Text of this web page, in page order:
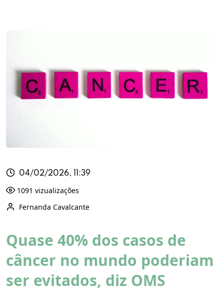
04/02/2026, 11:39
1091 vizualizações
Fernanda Cavalcante
Quase 40% dos casos de
câncer no mundo poderiam
ser evitados, diz OMS